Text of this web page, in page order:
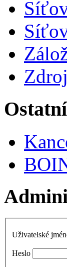
Ostatní
Uživatelské
Heslo